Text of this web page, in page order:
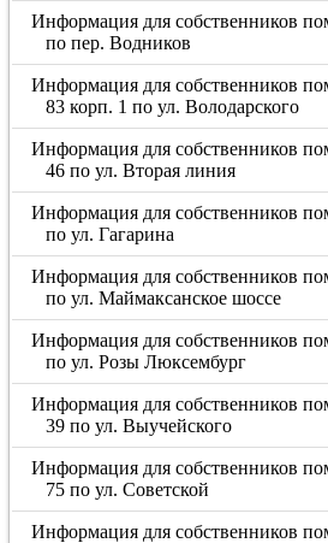
Информация для собственников
по пер. Водников
Информация для собственников
83 корп. 1 по ул. Володарского
Информация для собственников
46 по ул. Вторая линия
Информация для собственников
по ул. Гагарина
Информация для собственников
по ул. Маймаксанское шоссе
Информация для собственников
по ул. Розы Люксембург
Информация для собственников
39 по ул. Выучейского
Информация для собственников
75 по ул. Советской
Информация для собственников